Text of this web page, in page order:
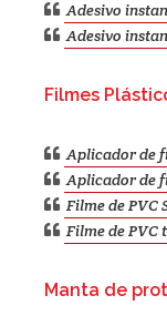
Adesivo
Adesivo
Filmes
Aplicador de
Aplicador de
Filme de PVC
Filme de PVC
Manta de